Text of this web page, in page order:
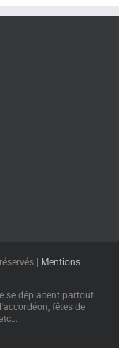
|
Mentions
se déplacent partout
fêtes de